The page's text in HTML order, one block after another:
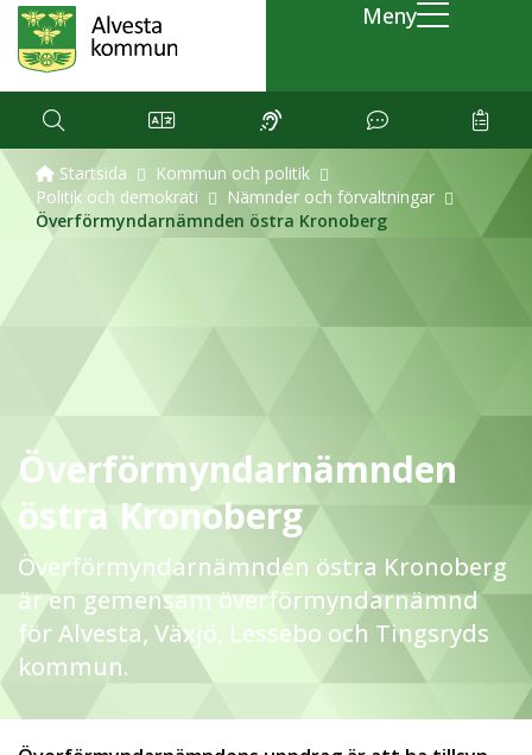
Meny
Startsida
Kommun och politik
Politik och demokrati
Nämnder och förvaltningar
Överförmyndarnämnden östra Kronoberg
Överförmyndarnämnden
östra Kronoberg
Överförmyndarnämnden östra Kronoberg
är en gemensam överförmyndarnämnd
för Alvesta, Växjö, Lessebo och Tingsryds
kommun.